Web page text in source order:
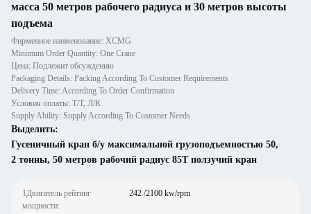
масса 50 метров рабочего радиуса и 30 метров высоты
подъема
Фирменное наименование: XCMG
Minimum Order Quantity: One Crane
Цена: Подлежит обсуждению
Packaging Details: Packing According To Customer Requirements
Delivery Time: According To Order Confirmation
Условия оплаты: Т/Т, Л/К
Supply Ability: Supply According To Customer Needs
Выделить:
Гусеничный кран б/у максимальной грузоподъемностью 50,
2 тонны, 50 метров рабочий радиус 85T ползучий кран
1Двигатель рейтинг
мощности:
242 /2100 kw/rpm